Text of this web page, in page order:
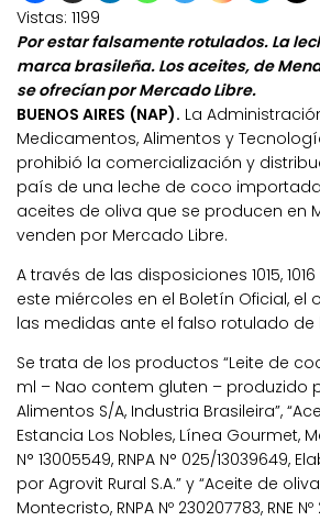
Vistas: 1199
Por estar falsamente rotulados. La
marca brasileña. Los aceites, de
se ofrecían por Mercado Libre.
BUENOS AIRES (NAP). La
Medicamentos, Alimentos y
prohibió la comercialización y
país de una leche de coco
aceites de oliva que se producen en
venden por Mercado Libre.
A través de las disposiciones 1015,
este miércoles en el Boletín Oficial, el
las medidas ante el falso rotulado
Se trata de los productos “Leite de
ml – Nao contem gluten – produzido
Alimentos S/A, Industria Brasileira”,
Estancia Los Nobles, Línea Gourmet,
N° 13005549, RNPA N° 025/13039649,
por Agrovit Rural S.A.” y “Aceite de
Montecristo, RNPA Nº 230207783, RNE